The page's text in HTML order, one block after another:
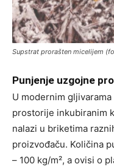
Supstrat prorašten micelijem
Punjenje uzgojne
U modernim
prostorije inkubiranim
nalazi u briketima
proizvođaču. Količina
– 100 kg/m², a ovisi o